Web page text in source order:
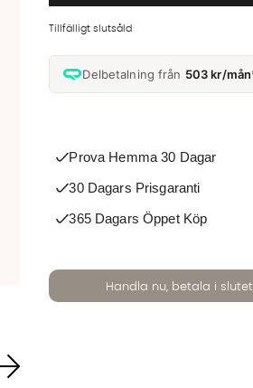
Delbetalning från 503 kr/
Tillfälligt slutsåld
Prova Hemma 30 Dagar
30 Dagars Prisgaranti
365 Dagars Öppet Köp
Handla nu, betala i